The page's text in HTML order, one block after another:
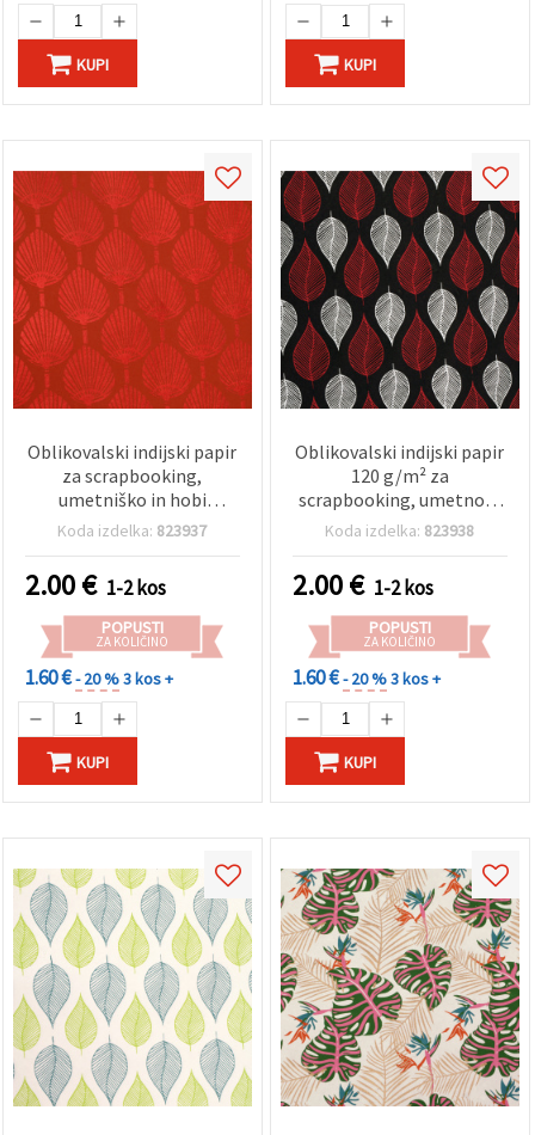
KUPI KUPI
Oblikovalski indijski papir
za scrapbooking,
umetniško in hobi
ustvarjanje, rdeči vzorec,
Koda izdelka: 823937
2.00€ 1-2 kos
POPUSTI
ZA KOLIČINO
1.60 €- 20 %3 kos +
KUPI
Oblikovalski indijski papir
120 g/m² za
scrapbooking, umetnost
in ročna dela, 56 × 76 cm –
podlagi, HP10
Koda izdelka: 823938
2.00€ 1-2 kos
POPUSTI
ZA KOLIČINO
1.60 €- 20 %3 kos +
KUPI